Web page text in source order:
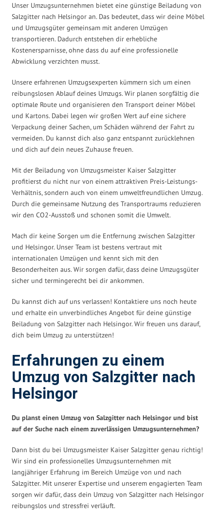
Unser Umzugsunternehmen bietet eine günstige Beiladung von
Salzgitter nach Helsingor an. Das bedeutet, dass wir deine Möbel
und Umzugsgüter gemeinsam mit anderen Umzügen
transportieren. Dadurch entstehen dir erhebliche
Kostenersparnisse, ohne dass du auf eine professionelle
Abwicklung verzichten musst.
Unsere erfahrenen Umzugsexperten kümmern sich um einen
reibungslosen Ablauf deines Umzugs. Wir planen sorgfältig die
optimale Route und organisieren den Transport deiner Möbel
und Kartons. Dabei legen wir großen Wert auf eine sichere
Verpackung deiner Sachen, um Schäden während der Fahrt zu
vermeiden. Du kannst dich also ganz entspannt zurücklehnen
und dich auf dein neues Zuhause freuen.
Mit der Beiladung von Umzugsmeister Kaiser Salzgitter
profitierst du nicht nur von einem attraktiven Preis-Leistungs-
Verhältnis, sondern auch von einem umweltfreundlichen Umzug.
Durch die gemeinsame Nutzung des Transportraums reduzieren
wir den CO2-Ausstoß und schonen somit die Umwelt.
Mach dir keine Sorgen um die Entfernung zwischen Salzgitter
und Helsingor. Unser Team ist bestens vertraut mit
internationalen Umzügen und kennt sich mit den
Besonderheiten aus. Wir sorgen dafür, dass deine Umzugsgüter
sicher und termingerecht bei dir ankommen.
Du kannst dich auf uns verlassen! Kontaktiere uns noch heute
und erhalte ein unverbindliches Angebot für deine günstige
Beiladung von Salzgitter nach Helsingor. Wir freuen uns darauf,
dich beim Umzug zu unterstützen!
Erfahrungen zu einem
Umzug von Salzgitter nach
Helsingor
Du planst einen Umzug von Salzgitter nach Helsingor und bist
auf der Suche nach einem zuverlässigen Umzugsunternehmen?
Dann bist du bei Umzugsmeister Kaiser Salzgitter genau richtig!
Wir sind ein professionelles Umzugsunternehmen mit
langjähriger Erfahrung im Bereich Umzüge von und nach
Salzgitter. Mit unserer Expertise und unserem engagierten Team
sorgen wir dafür, dass dein Umzug von Salzgitter nach Helsingor
reibungslos und stressfrei verläuft.